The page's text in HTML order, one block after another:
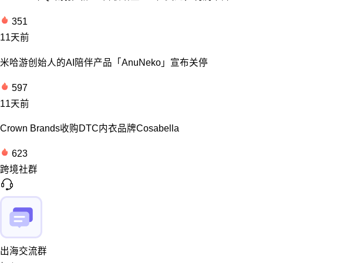
351
11天前
米哈游创始人的AI陪伴产品「AnuNeko」宣布关停
597
11天前
Crown Brands收购DTC内衣品牌Cosabella
623
跨境社群
出海交流群